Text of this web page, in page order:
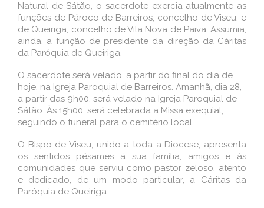
Natural de Sátão, o sacerdote exercia atualmente as
funções de Pároco de Barreiros, concelho de Viseu, e
de Queiriga, concelho de Vila Nova de Paiva. Assumia,
ainda, a função de presidente da direção da Cáritas
da Paróquia de Queiriga.
O sacerdote será velado, a partir do final do dia de
hoje, na Igreja Paroquial de Barreiros. Amanhã, dia 28,
a partir das 9h00, será velado na Igreja Paroquial de
Sátão. Às 15h00, será celebrada a Missa exequial,
seguindo o funeral para o cemitério local.
O Bispo de Viseu, unido a toda a Diocese, apresenta
os sentidos pêsames à sua família, amigos e às
comunidades que serviu como pastor zeloso, atento
e dedicado, de um modo particular, a Cáritas da
Paróquia de Queiriga.